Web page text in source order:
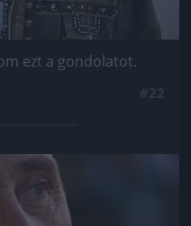
ezt a gondolatot.
kép!